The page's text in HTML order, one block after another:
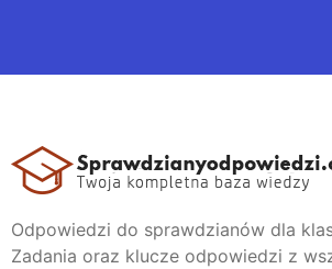
Odpowiedzi do sprawdzianów dla
Zadania oraz klucze odpowiedzi z